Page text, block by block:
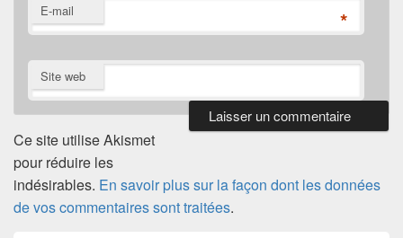
E-mail *
Site web
Ce site utilise Akismet
pour réduire les
indésirables. En savoir plus sur la façon dont les données
de vos commentaires sont traitées.